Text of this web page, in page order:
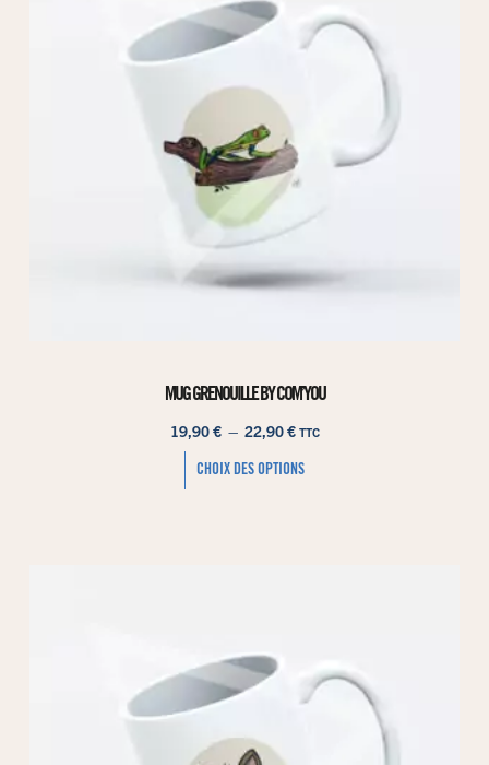
MUG GRENOUILLE BY COM’YOU
19,90€ – 22,90€ TTC
CHOIX DES OPTIONS